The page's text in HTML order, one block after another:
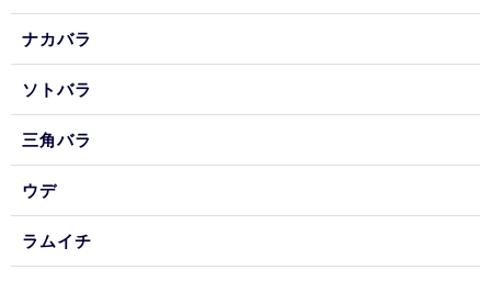
ナカバラ
ソトバラ
三角バラ
ウデ
ラムイチ